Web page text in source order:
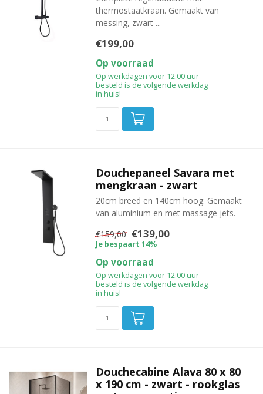
thermostaatkraan. Gemaakt van
messing, zwart ...
€199,00
Op voorraad
Op werkdagen voor 12:00 uur
besteld is de volgende werkdag
in huis!
Douchepaneel Savara met
mengkraan - zwart
20cm breed en 140cm hoog. Gemaakt
van aluminium en met massage jets.
€159,00 €139,00
Je bespaart 14%
Op voorraad
Op werkdagen voor 12:00 uur
besteld is de volgende werkdag
in huis!
Douchecabine Alava 80 x 80
x 190 cm - zwart - rookglas